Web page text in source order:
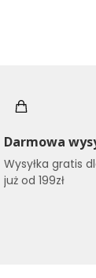
Darmowa
Wysyłka gratis
już od 199zł